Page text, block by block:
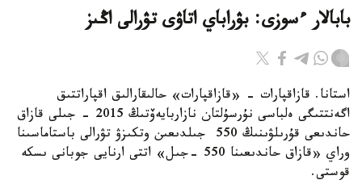
بابالار ءسوزى: بۋراباي اتاۋى تۋرالى اڭىز
استانا. قازاقپارات - «قازاقپارات» حالىقارالىق اقپاراتتىق
اگەنتتىگى ەلباسى نۇرسۇلتان نازاربايەۆتىڭ 2015 - جىلى قازاق
حاندىعى قۇرىلۋىنىڭ 550 جىلدىعىن وتكىزۋ تۋرالى باستاماسىنا
وراي «قازاق حاندىعىنا 550 -جىل» اتتى ارنايى جوبانى ىسكە
قوستى.